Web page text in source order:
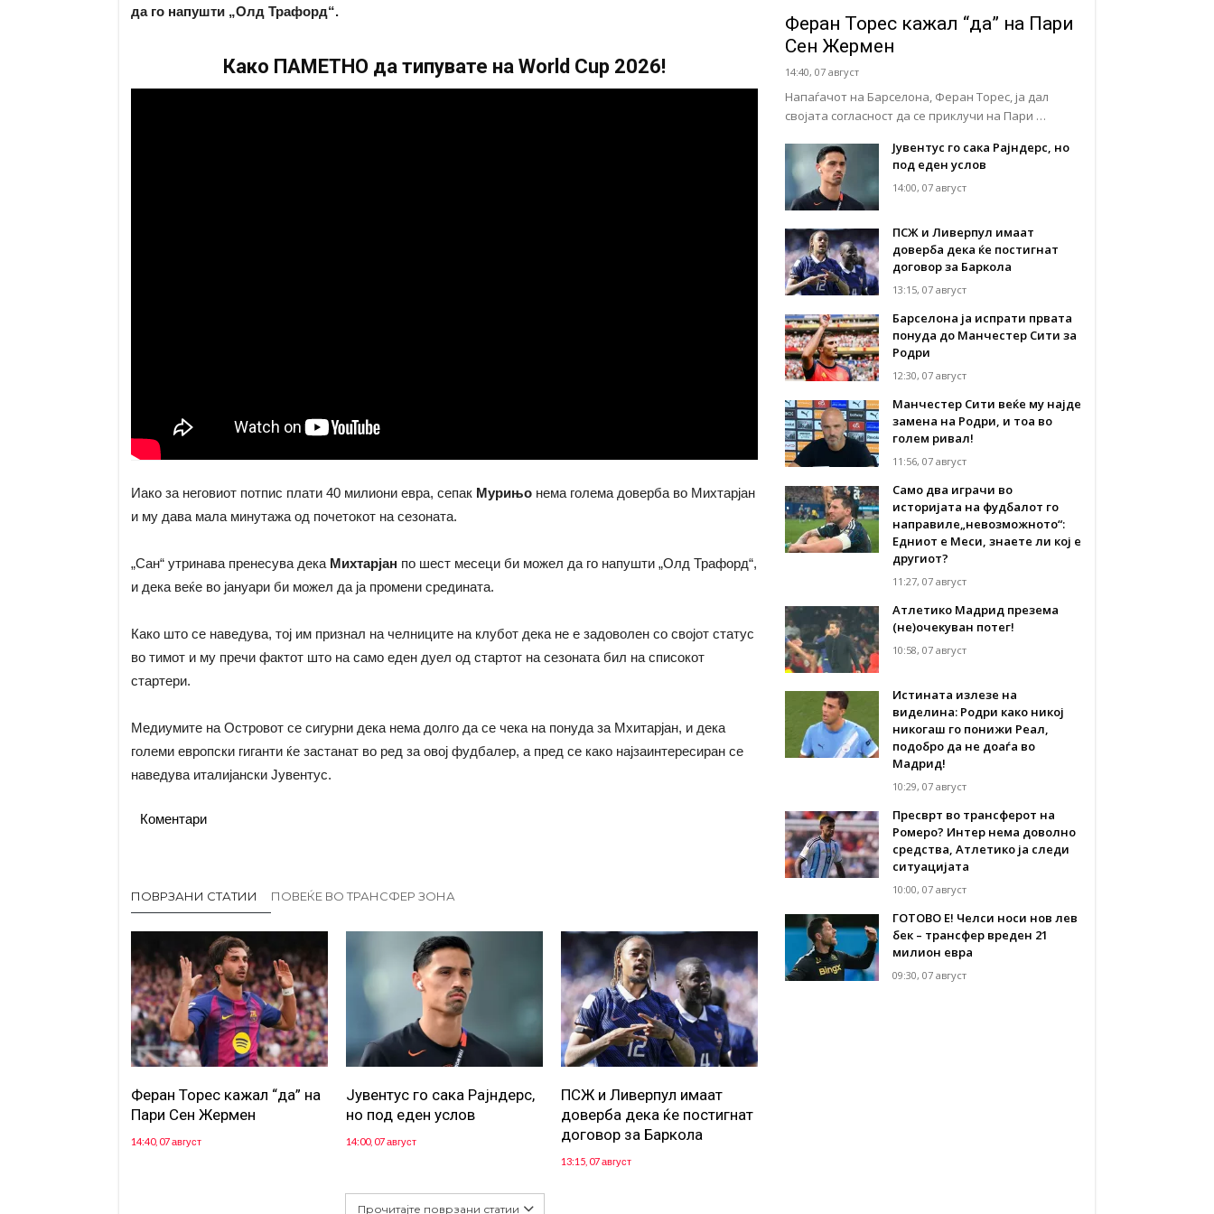
да го напушти „Олд Трафорд“.
Како ПАМЕТНО да типувате на World Cup 2026!
Иако за неговиот потпис плати 40 милиони евра, сепак Мурињонема голема доверба во Михтарјан
и му дава мала минутажа од почетокот на сезоната.
„Сан“ утринава пренесува дека Михтарјан по шест месеци би можел да го напушти „Олд Трафорд“,
и дека веќе во јануари би можел да ја промени средината.
Како што се наведува, тој им признал на челниците на клубот дека не е задоволен со својот статус
во тимот и му пречи фактот што на само еден дуел од стартот на сезоната бил на списокот
стартери.
Медиумите на Островот се сигурни дека нема долго да се чека на понуда за Мхитарјан, и дека
големи европски гиганти ќе застанат во ред за овој фудбалер, а пред се како најзаинтересиран се
наведува италијански Јувентус.
Коментари
ПОВРЗАНИ СТАТИИ ПОВЕЌЕ ВО ТРАНСФЕР ЗОНА
Феран Торес кажал “да” на
Пари Сен Жермен
14:40, 07 август
Јувентус го сака Рајндерс,
но под еден услов
14:00, 07 август
ПСЖ и Ливерпул имаат
доверба дека ќе постигнат
договор за Баркола
13:15, 07 август
Прочитајте поврзани статии
Феран Торес кажал “да” на Пари
Сен Жермен
14:40, 07 август
Напаѓачот на Барселона, Феран Торес, ја дал
својата согласност да се приклучи на Пари …
Јувентус го сака Рајндерс, но
под еден услов
14:00, 07 август
ПСЖ и Ливерпул имаат
доверба дека ќе постигнат
договор за Баркола
13:15, 07 август
Барселона ја испрати првата
понуда до Манчестер Сити за
Родри
12:30, 07 август
Манчестер Сити веќе му најде
замена на Родри, и тоа во
голем ривал!
11:56, 07 август
Само два играчи во
историјата на фудбалот го
направиле„невозможното“:
Едниот е Меси, знаете ли кој е
другиот?
11:27, 07 август
Атлетико Мадрид презема
(не)очекуван потег!
10:58, 07 август
Истината излезе на
виделина: Родри како никој
никогаш го понижи Реал,
подобро да не доаѓа во
Мадрид!
10:29, 07 август
Пресврт во трансферот на
Ромеро? Интер нема доволно
средства, Атлетико ја следи
ситуацијата
10:00, 07 август
ГОТОВО Е! Челси носи нов лев
бек – трансфер вреден 21
милион евра
09:30, 07 август